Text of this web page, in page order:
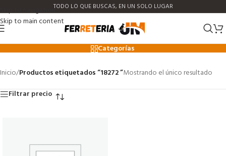
Skip to navigation
Skip to main content
TODO LO QUE BUSCAS, EN UN SOLO LUGAR
18272
Categorías
Inicio/Productos etiquetados “18272 ”Mostrando el único resultado
Filtrar precio